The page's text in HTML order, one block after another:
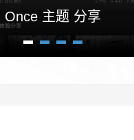
Once 主题 分享